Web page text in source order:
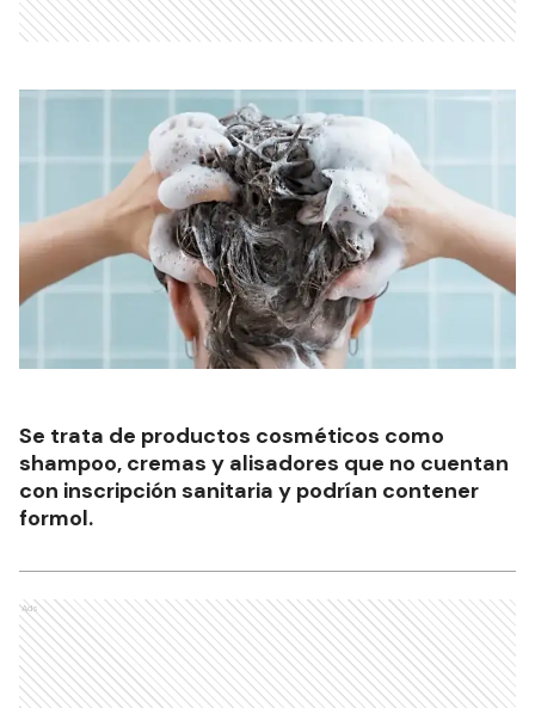
Se trata de productos cosméticos como
shampoo, cremas y alisadores que no cuentan
con inscripción sanitaria y podrían contener
formol.
Ads